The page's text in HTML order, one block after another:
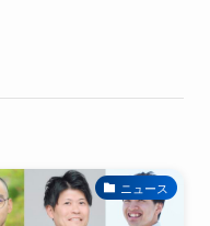
ニュース